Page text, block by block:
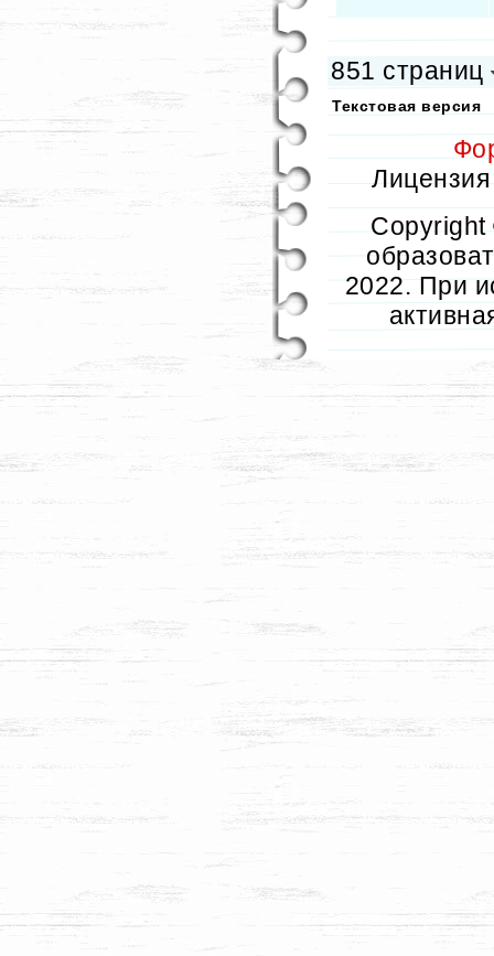
851 страниц
Текстовая версия
2022. При